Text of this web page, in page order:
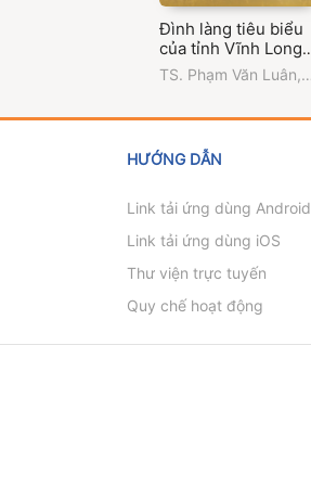
Đình làng tiêu biểu
của tỉnh Vĩnh Long
(Phần I - Đình làng
tiêu biểu ở Bến Tre)
TS. Phạm Văn Luân,
Vân,Trường Đại học
Chí Minh
HƯỚNG DẪN
Link tải ứng dùng Android
Link tải ứng dùng iOS
Thư viện trực tuyến
Quy chế hoạt động